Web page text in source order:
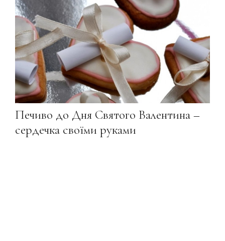
Печиво до Дня Святого Валентина –
сердечка своїми руками